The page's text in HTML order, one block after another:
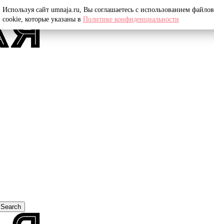
Search
Используя сайт umnaja.ru, Вы соглашаетесь с использованием файлов
cookie, которые указаны в Политике конфиденциальности